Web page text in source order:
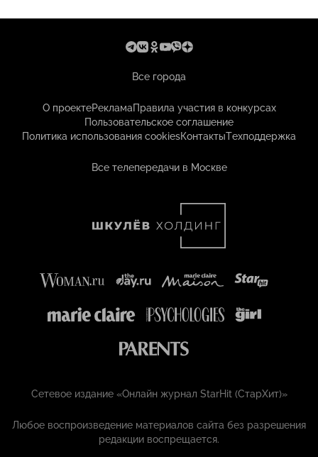
Все города
О проектеРекламаПравила участия в конкурсах
Пользовательское соглашение
Политика использования cookiesКонтактыТехподдержка
Все телепередачи в Москве
Сетевое издание «Онлайн журнал StarHit (СтарХит)»
Любое воспроизведение материалов сайта без разрешения
редакции воспрещается.